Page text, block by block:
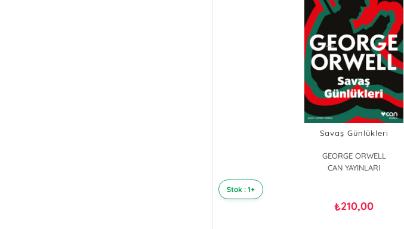
Savaş Günlükleri
GEORGE ORWELL
CAN YAYINLARI
Stok : 1+
₺210,00